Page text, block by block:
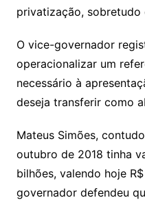
privatização, sobretudo
O vice-governador
operacionalizar um
necessário à
deseja transferir como
Mateus Simões,
outubro de 2018 tinha
bilhões, valendo hoje
governador defendeu